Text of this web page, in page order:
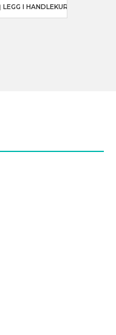
599.
kr 959,40.
LEGG I HANDLEKURV